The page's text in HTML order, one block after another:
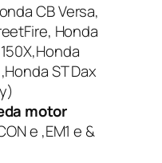
CB Versa,
Honda
ST Dax
motor
e ,EM1 e &